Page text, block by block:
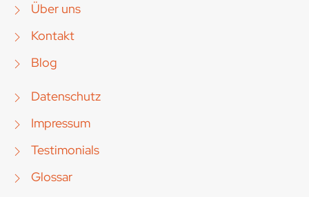
Über uns
Kontakt
Blog
Datenschutz
Impressum
Testimonials
Glossar